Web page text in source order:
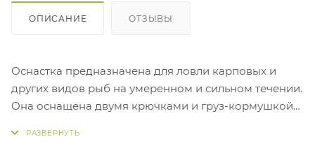
ОПИСАНИЕ ОТЗЫВЫ
Оснастка предназначена для ловли карповых и
других видов рыб на умеренном и сильном течении.
Она оснащена двумя крючками и груз-кормушкой